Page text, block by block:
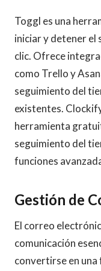
Toggl es una
iniciar y detener el
clic. Ofrece
como Trello y
seguimiento del
existentes.
herramienta
seguimiento del
funciones
Gestión de
El correo
comunicación
convertirse en